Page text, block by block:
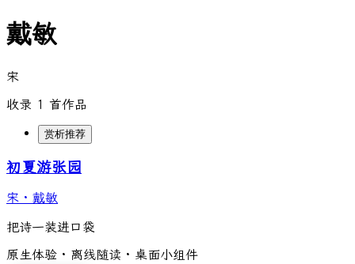
戴敏
宋
收录 1 首作品
赏析推荐
初夏游张园
宋 · 戴敏
把诗一装进口袋
原生体验 · 离线随读 · 桌面小组件